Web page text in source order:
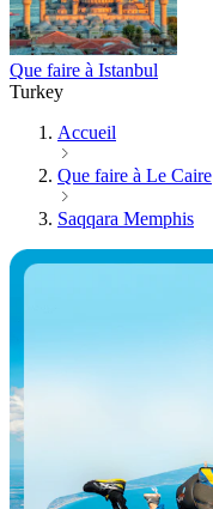
Que faire à Istanbul
Turkey
Accueil
Que faire à Le Caire
Saqqara Memphis